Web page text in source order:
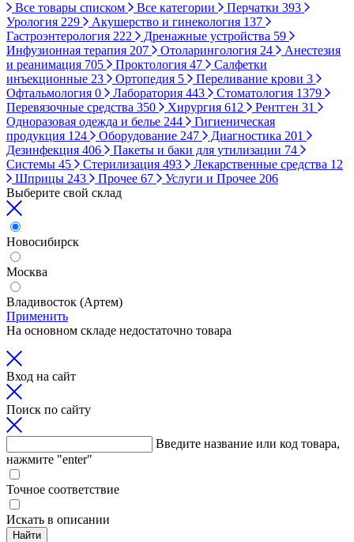
Все товары списком Все категории Перчатки 393
Урология 229 Акушерство и гинекология 137
Гастроэнтерология 222 Дренажные устройства 59
Инфузионная терапия 207 Отоларингология 24
Анестезия
и реанимация 705 Проктология 47
Салфетки
инъекционные 23 Ортопедия 5 Переливание крови 3
Офтальмология 0 Лаборатория 443 Стоматология 1379
Перевязочные средства 350 Хирургия 612 Рентген 31
Одноразовая одежда и белье 244
Гигиеническая
продукция 124 Оборудование 247 Диагностика 201
Дезинфекция 406 Пакеты и баки для утилизации 74
Системы 45 Стерилизация 493 Лекарственные средства 12
Шприцы 243 Прочее 67 Услуги и Прочее 206
Выберите свой склад
Новосибирск
Москва
Владивосток (Артем)
Применить
На основном складе недостаточно товара
Вход на сайт
Поиск по сайту
Введите название или код товара,
нажмите "enter"
Точное соответствие
Искать в описании
Найти